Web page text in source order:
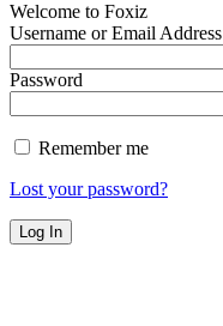
Welcome to Foxiz
Username or Email Address
Password
Remember me
Lost your password?